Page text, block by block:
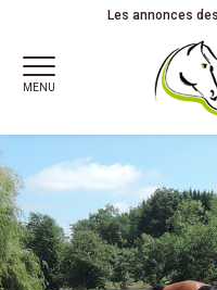
Séjours Familles et
Les annonces
MENU